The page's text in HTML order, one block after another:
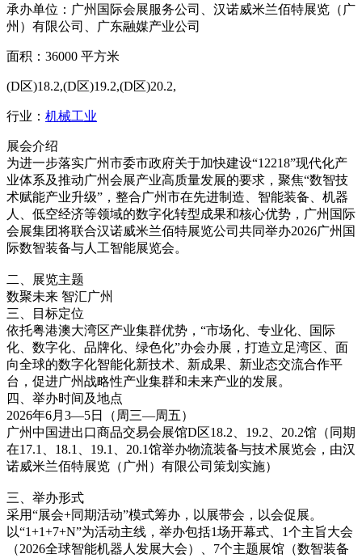
承办单位：广州国际会展服务公司、汉诺威米兰佰特展览（广
州）有限公司、广东融媒产业公司
面积：36000 平方米
(D区)18.2,(D区)19.2,(D区)20.2,
行业： 机械工业
展会介绍
为进一步落实广州市委市政府关于加快建设“12218”现代化产
业体系及推动广州会展产业高质量发展的要求，聚焦“数智技
术赋能产业升级”，整合广州市在先进制造、智能装备、机器
人、低空经济等领域的数字化转型成果和核心优势，广州国际
会展集团将联合汉诺威米兰佰特展览公司共同举办2026广州国
际数智装备与人工智能展览会。
二、展览主题
数聚未来 智汇广州
三、目标定位
依托粤港澳大湾区产业集群优势，“市场化、专业化、国际
化、数字化、品牌化、绿色化”办会办展，打造立足湾区、面
向全球的数字化智能化新技术、新成果、新业态交流合作平
台，促进广州战略性产业集群和未来产业的发展。
四、举办时间及地点
2026年6月3—5日（周三—周五）
广州中国进出口商品交易会展馆D区18.2、19.2、20.2馆（同期
在17.1、18.1、19.1、20.1馆举办物流装备与技术展览会，由汉
诺威米兰佰特展览（广州）有限公司策划实施）
三、举办形式
采用“展会+同期活动”模式筹办，以展带会，以会促展。
以“1+1+7+N”为活动主线，举办包括1场开幕式、1个主旨大会
（2026全球智能机器人发展大会）、7个主题展馆（数智装备